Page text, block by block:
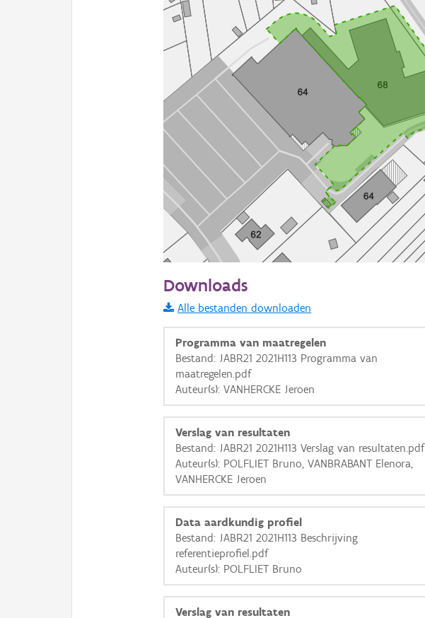
Informatie Vlaanderen
i
+ −
Basis Lagen
Ortho
GRB-Basiskaart
Downloads
Alle bestanden downloaden
Programma van maatregelen
Bestand: JABR21 2021H113 Programma van
maatregelen.pdf
Auteur(s): VANHERCKE Jeroen
Verslag van resultaten
Bestand: JABR21 2021H113 Verslag van resultaten.pdf
Auteur(s): POLFLIET Bruno, VANBRABANT Elenora,
VANHERCKE Jeroen
Data aardkundig profiel
Bestand: JABR21 2021H113 Beschrijving
referentieprofiel.pdf
Auteur(s): POLFLIET Bruno
Verslag van resultaten